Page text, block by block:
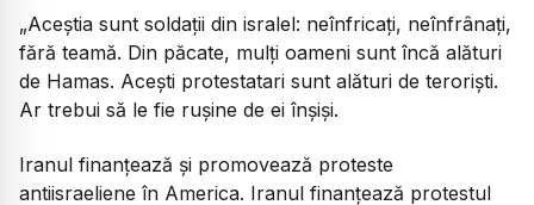
„Aceștia sunt soldații din isralel: neînfricați, neînfrânați,
fără teamă. Din păcate, mulți oameni sunt încă alături
de Hamas. Acești protestatari sunt alături de teroriști.
Ar trebui să le fie rușine de ei înșiși.
Iranul finanțează și promovează proteste
antiisraeliene în America. Iranul finanțează protestul